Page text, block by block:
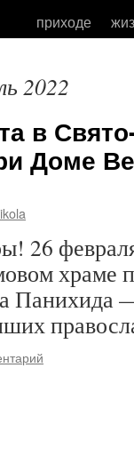
приходе
2022
в
Доме
26
храме
Панихида